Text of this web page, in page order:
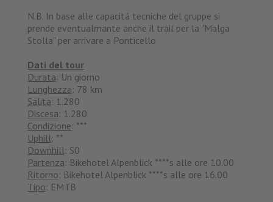
N.B. In base alle capacitá tecniche del gruppe si
prende eventualmante anche il trail per la "Malga
Stolla" per arrivare a Ponticello
Dati del tour
Durata: Un giorno
Lunghezza: 78 km
Salita: 1.280
Discesa: 1.280
Condizione: ***
Uphill : **
Downhill : S0
Partenza: Bikehotel Alpenblick ****s alle ore 10.00
Ritorno: Bikehotel Alpenblick ****s alle ore 16.00
Tipo: EMTB